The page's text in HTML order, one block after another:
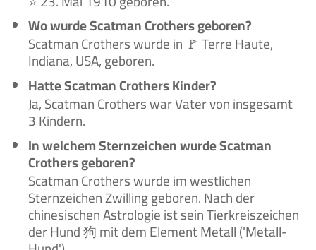
Wo wurde Scatman Crothers geboren?
Scatman Crothers wurde in 🚩 Terre Haute,
Indiana, USA, geboren.
Hatte Scatman Crothers Kinder?
Ja, Scatman Crothers war Vater von insgesamt
3 Kindern.
In welchem Sternzeichen wurde Scatman
Crothers geboren?
Scatman Crothers wurde im westlichen
Sternzeichen Zwilling geboren. Nach der
chinesischen Astrologie ist sein Tierkreiszeichen
der Hund 狗 mit dem Element Metall ('Metall-